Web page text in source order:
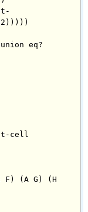
eq?
cell
(A G) (H